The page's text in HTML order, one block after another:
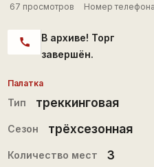
67 просмотров
Номер
call
В архиве! Торг
завершён.
Палатка
Тип треккинговая
Сезон трёхсезонная
Количество мест 3